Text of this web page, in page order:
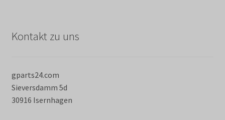
Kontakt zu uns
gparts24.com
Sieversdamm 5d
30916 Isernhagen